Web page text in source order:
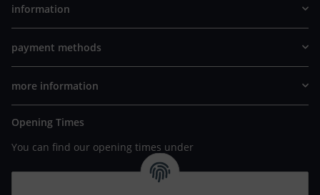
information
payment methods
more information
Opening Times
You can find our opening times under
https://www.wannavapor.de/Filialen